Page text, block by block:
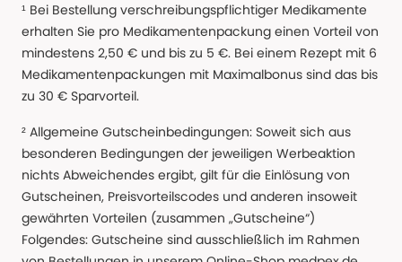
¹ Bei Bestellung verschreibungspflichtiger Medikamente
erhalten Sie pro Medikamentenpackung einen Vorteil von
mindestens 2,50 € und bis zu 5 €. Bei einem Rezept mit 6
Medikamentenpackungen mit Maximalbonus sind das bis
zu 30 € Sparvorteil.
² Allgemeine Gutscheinbedingungen: Soweit sich aus
besonderen Bedingungen der jeweiligen Werbeaktion
nichts Abweichendes ergibt, gilt für die Einlösung von
Gutscheinen, Preisvorteilscodes und anderen insoweit
gewährten Vorteilen (zusammen „Gutscheine“)
Folgendes: Gutscheine sind ausschließlich im Rahmen